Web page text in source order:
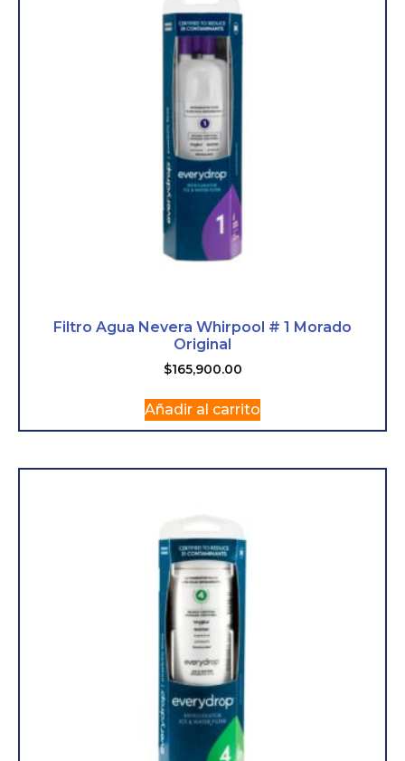
Filtro Agua Nevera Whirpool # 1 Morado
Original
$165,900.00
Añadir al carrito